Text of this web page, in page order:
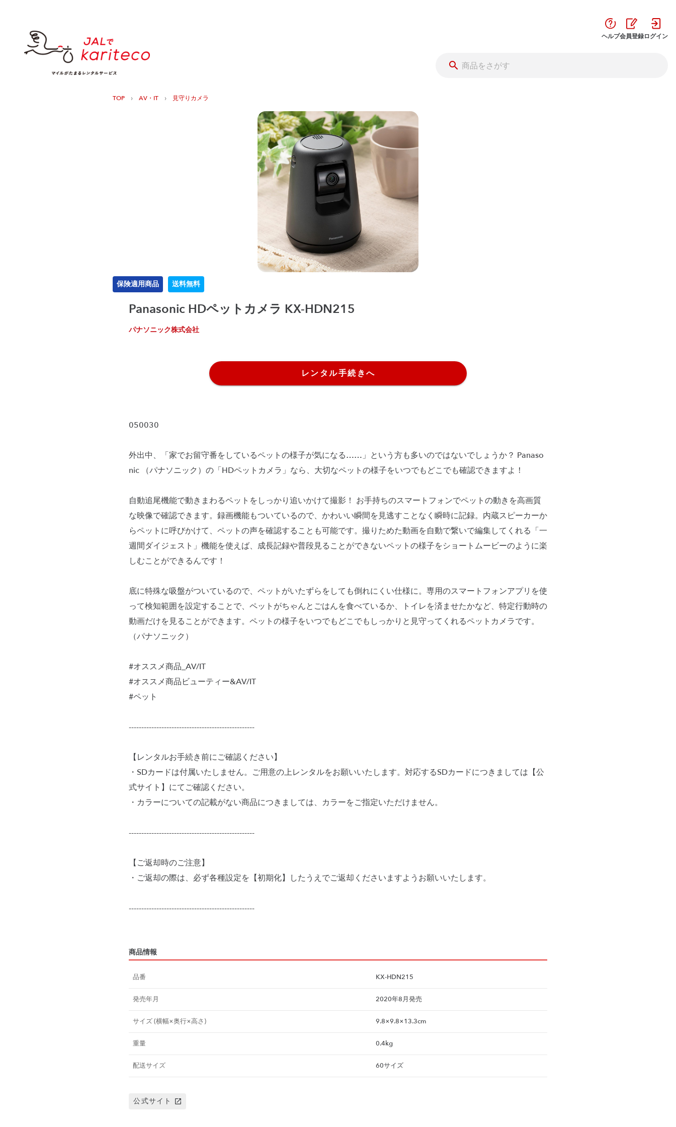
ヘルプ会員登録ログイン
TOP › AV・IT › 見守りカメラ
保険適用商品 送料無料
Panasonic HDペットカメラ KX-HDN215
パナソニック株式会社
レンタル手続きへ
050030
外出中、「家でお留守番をしているペットの様子が気になる……」という方も多いのではないでしょうか？ Panaso
nic （パナソニック）の「HDペットカメラ」なら、大切なペットの様子をいつでもどこでも確認できますよ！
自動追尾機能で動きまわるペットをしっかり追いかけて撮影！ お手持ちのスマートフォンでペットの動きを高画質
な映像で確認できます。録画機能もついているので、かわいい瞬間を見逃すことなく瞬時に記録。内蔵スピーカーか
らペットに呼びかけて、ペットの声を確認することも可能です。撮りためた動画を自動で繋いで編集してくれる「一
週間ダイジェスト」機能を使えば、成長記録や普段見ることができないペットの様子をショートムービーのように楽
しむことができるんです！
底に特殊な吸盤がついているので、ペットがいたずらをしても倒れにくい仕様に。専用のスマートフォンアプリを使
って検知範囲を設定することで、ペットがちゃんとごはんを食べているか、トイレを済ませたかなど、特定行動時の
動画だけを見ることができます。ペットの様子をいつでもどこでもしっかりと見守ってくれるペットカメラです。
（パナソニック）
#オススメ商品_AV/IT
#オススメ商品ビューティー&AV/IT
#ペット
--------------------------------------------------
【レンタルお手続き前にご確認ください】
・SDカードは付属いたしません。ご用意の上レンタルをお願いいたします。対応するSDカードにつきましては【公
式サイト】にてご確認ください。
・カラーについての記載がない商品につきましては、カラーをご指定いただけません。
--------------------------------------------------
【ご返却時のご注意】
・ご返却の際は、必ず各種設定を【初期化】したうえでご返却くださいますようお願いいたします。
--------------------------------------------------
商品情報
品番 KX-HDN215
発売年月 2020年8月発売
サイズ (横幅×奥行×高さ) 9.8×9.8×13.3cm
重量 0.4kg
配送サイズ 60サイズ
公式サイト